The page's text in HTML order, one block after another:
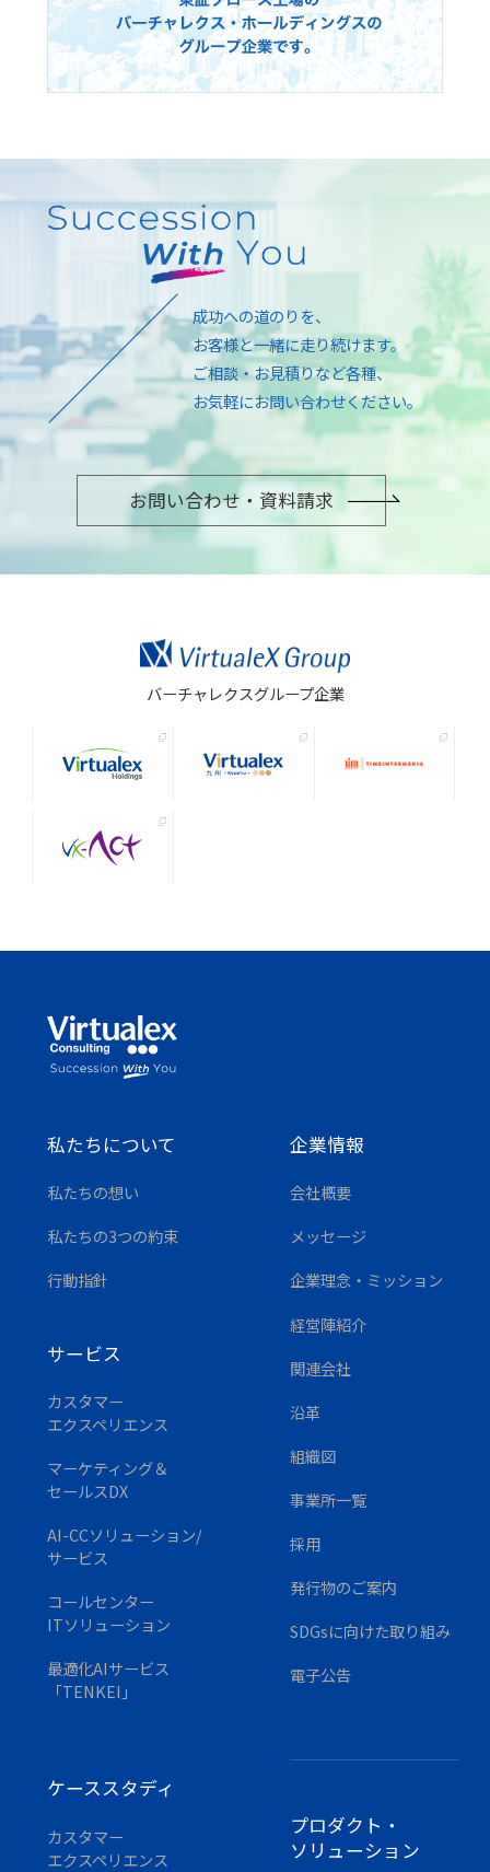
成功への道のりを、
お客様と一緒に走り続けます。
ご相談・お見積りなど各種、
お気軽にお問い合わせください。
お問い合わせ・資料請求
バーチャレクスグループ企業
私たちについて
私たちの想い
私たちの3つの約束
行動指針
サービス
カスタマー
エクスペリエンス
マーケティング＆
セールスDX
AI-CCソリューション/
サービス
コールセンター
ITソリューション
最適化AIサービス
「TENKEI」
ケーススタディ
カスタマー
エクスペリエンス
企業情報
会社概要
メッセージ
企業理念・ミッション
経営陣紹介
関連会社
沿革
組織図
事業所一覧
採用
発行物のご案内
SDGsに向けた取り組み
電子公告
プロダクト・
ソリューション